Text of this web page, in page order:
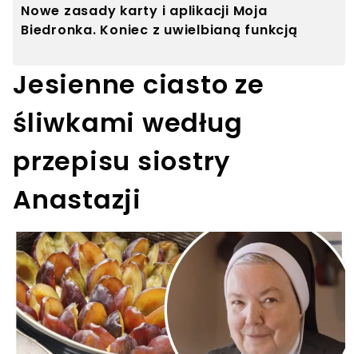
Nowe zasady karty i aplikacji Moja
Biedronka. Koniec z uwielbianą funkcją
Jesienne ciasto ze
śliwkami według
przepisu siostry
Anastazji